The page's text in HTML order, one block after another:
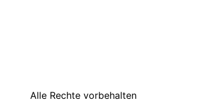
Alle Rechte vorbehalten